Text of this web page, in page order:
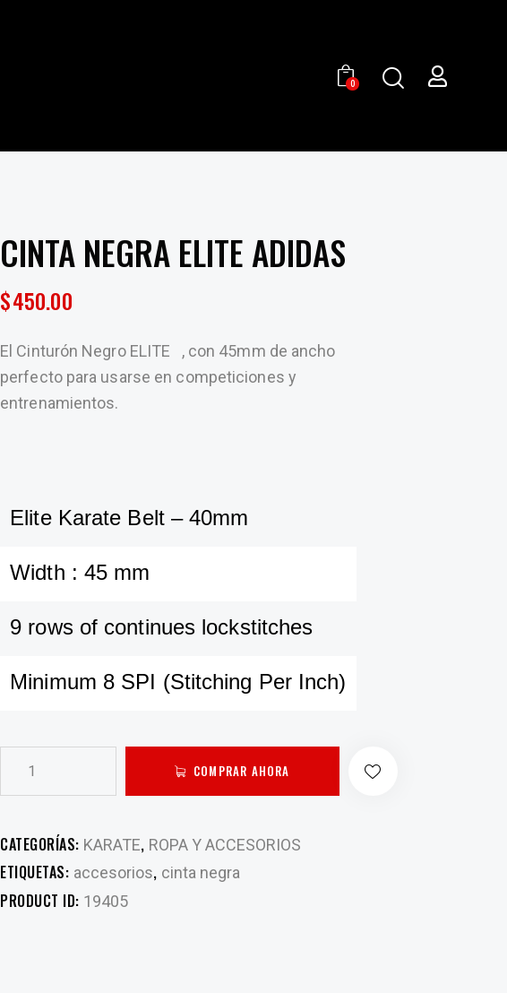
0
CINTA NEGRA ELITE ADIDAS
$450.00
El Cinturón Negro ELITE , con 45mm de ancho
perfecto para usarse en competiciones y
entrenamientos.
Elite Karate Belt – 40mm
Width : 45 mm
9 rows of continues lockstitches
Minimum 8 SPI (Stitching Per Inch)
COMPRAR AHORA
CATEGORÍAS: KARATE, ROPA Y ACCESORIOS
ETIQUETAS: accesorios, cinta negra
PRODUCT ID: 19405